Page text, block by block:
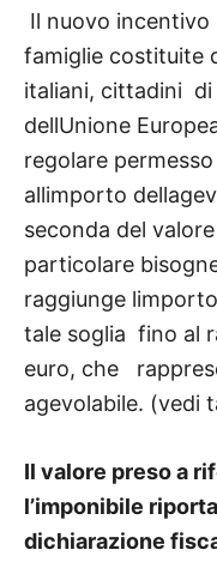
Il nuovo incentivo
famiglie costituite
italiani, cittadini
dellUnione
regolare
allimporto
seconda del valore
particolare
raggiunge
tale soglia fino al
euro, che
agevolabile. (vedi
Il valore preso a
l’imponibile
dichiarazione